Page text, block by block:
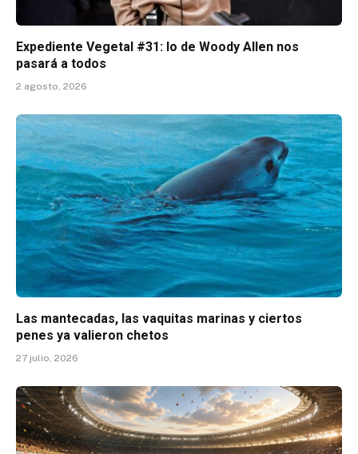
Expediente Vegetal #31: lo de Woody Allen nos
pasará a todos
2 agosto, 2026
Las mantecadas, las vaquitas marinas y ciertos
penes ya valieron chetos
27 julio, 2026